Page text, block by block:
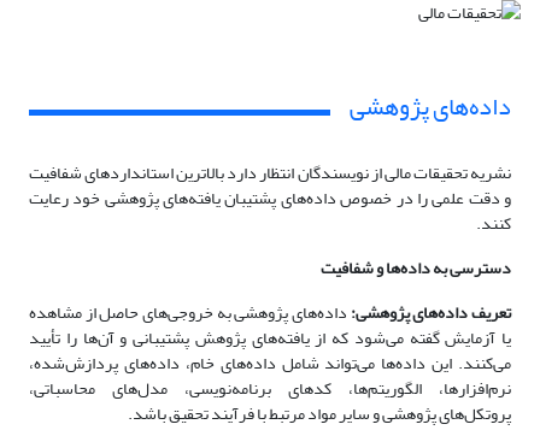
داده‌های پژوهشی
نشریه تحقیقات مالی از نویسندگان انتظار دارد بالاترین استانداردهای شفافیت
و دقت علمی را در خصوص داده‌های پشتیبان یافته‌های پژوهشی خود رعایت
کنند.
دسترسی به داده‌ها و شفافیت
تعریف داده‌های پژوهشی:داده‌های پژوهشی به خروجی‌های حاصل از مشاهده
یا آزمایش گفته می‌شود که از یافته‌های پژوهش پشتیبانی و آن‌ها را تأیید
می‌کنند. این داده‌ها می‌تواند شامل داده‌های خام، داده‌های پردازش‌شده،
نرم‌افزارها، الگوریتم‌ها، کدهای برنامه‌نویسی، مدل‌های محاسباتی،
پروتکل‌های پژوهشی و سایر مواد مرتبط با فرآیند تحقیق باشد.